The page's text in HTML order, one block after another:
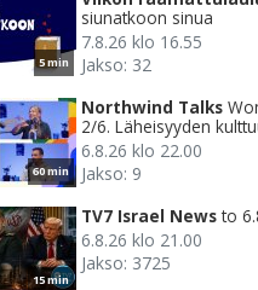
5 min
siunatkoon sinua
7.8.26 klo 16.55
Jakso: 32
60 min
Northwind Talks
2/6. Läheisyyden
6.8.26 klo 22.00
Jakso: 9
15 min
TV7 Israel News to
6.8.26 klo 21.00
Jakso: 3725